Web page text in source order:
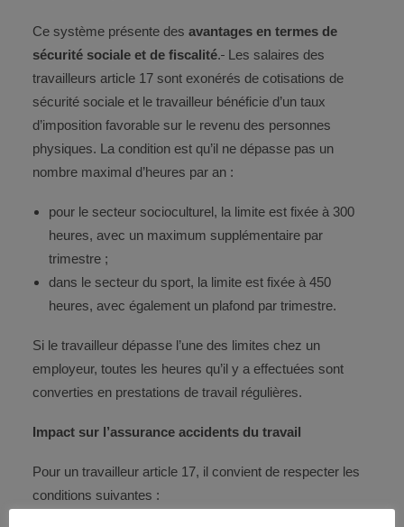
Ce système présente des avantages en termes de
sécurité sociale et de fiscalité. Les salaires des
travailleurs article 17 sont exonérés de cotisations de
sécurité sociale et le travailleur bénéficie d’un taux
d’imposition favorable sur le revenu des personnes
physiques. La condition est qu’il ne dépasse pas un
nombre maximal d’heures par an :
pour le secteur socioculturel, la limite est fixée à 300
heures, avec un maximum supplémentaire par
trimestre ;
dans le secteur du sport, la limite est fixée à 450
heures, avec également un plafond par trimestre.
Si le travailleur dépasse l’une des limites chez un
employeur, toutes les heures qu’il y a effectuées sont
converties en prestations de travail régulières.
Impact sur l’assurance accidents du travail
Pour un travailleur article 17, il convient de respecter les
conditions suivantes :